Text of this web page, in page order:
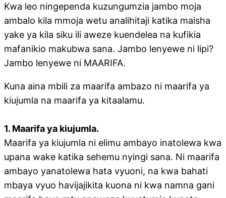
Kwa leo ningependa kuzungumzia jambo moja
ambalo kila mmoja wetu analihitaji katika maisha
yake ya kila siku ili aweze kuendelea na kufikia
mafanikio makubwa sana. Jambo lenyewe ni lipi?
Jambo lenyewe ni MAARIFA.
Kuna aina mbili za maarifa ambazo ni maarifa ya
kiujumla na maarifa ya kitaalamu.
1. Maarifa ya kiujumla.
Maarifa ya kiujumla ni elimu ambayo inatolewa kwa
upana wake katika sehemu nyingi sana. Ni maarifa
ambayo yanatolewa hata vyuoni, na kwa bahati
mbaya vyuo havijajikita kuona ni kwa namna gani